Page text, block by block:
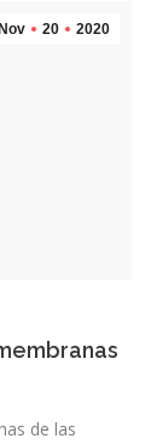
Nov 20 2020
de las